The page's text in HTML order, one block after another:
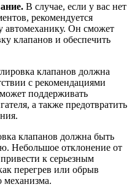
В случае, если у вас нет
рекомендуется
автомеханику. Он сможет
клапанов и обеспечить
клапанов должна
с рекомендациями
поддерживать
а также предотвратить
клапанов должна быть
Небольшое отклонение от
к серьезным
перегрев или обрыв
механизма.